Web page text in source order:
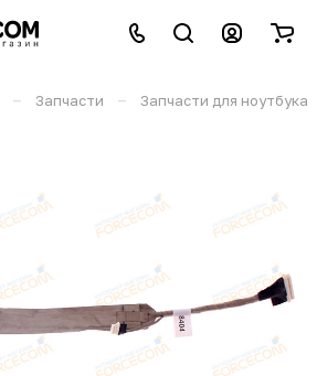
– Запчасти – Запчасти для ноутбука